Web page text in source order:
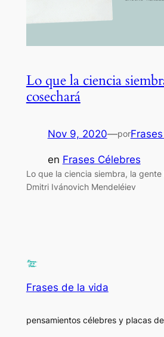
Lo que la ciencia
cosechará
Nov 9, 2020—por
en Frases Célebres
Lo que la ciencia siembra, la
Dmitri Ivánovich Mendeléiev
Frases de la vida
pensamientos célebres y placas